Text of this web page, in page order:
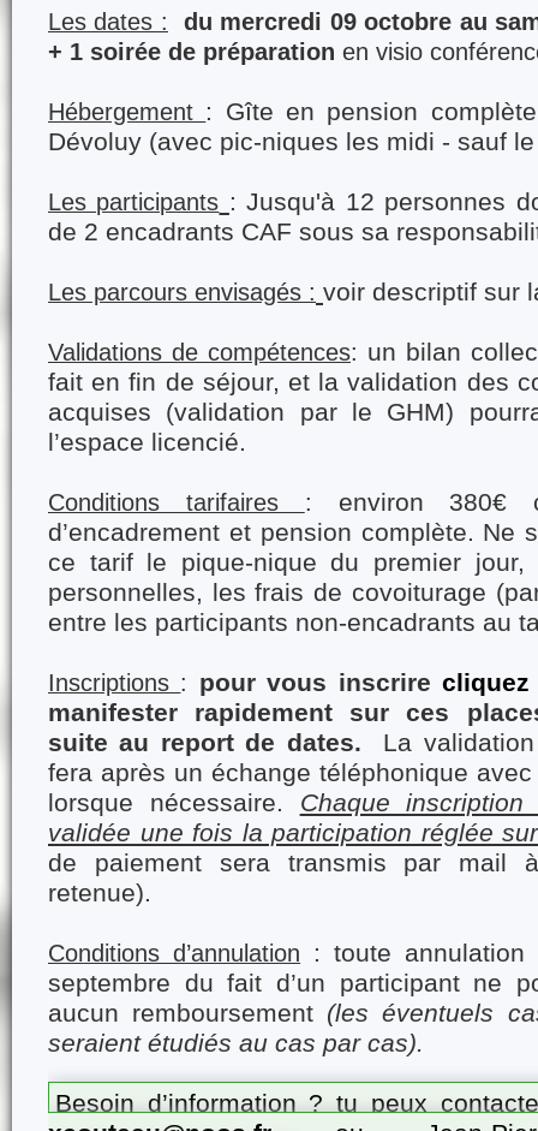
Les dates : du mercredi 09 octobre au
+ 1 soirée de préparation en visio
Hébergement : Gîte en pension
Dévoluy (avec pic-niques les midi - sauf
Les participants : Jusqu'à 12 personnes
de 2 encadrants CAF sous sa
Les parcours envisagés : voir descriptif sur
Validations de compétences: un bilan
fait en fin de séjour, et la validation des
acquises (validation par le GHM)
l’espace licencié.
Conditions tarifaires : environ 380€
d’encadrement et pension complète. Ne
ce tarif le pique-nique du premier jour,
personnelles, les frais de covoiturage
entre les participants non-encadrants au
Inscriptions : pour vous inscrire
manifester rapidement sur ces
suite au report de dates.
La
fera après un échange téléphonique avec
lorsque nécessaire. Chaque
validée une fois la participation réglée
de paiement sera transmis par mail
retenue).
Conditions d’annulation
: toute
septembre du fait d’un participant ne
aucun remboursement (les éventuels
seraient étudiés au cas par cas).
Besoin d’information ? tu peux